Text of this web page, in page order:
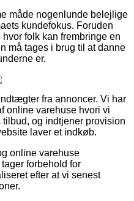
måde nogenlunde belejlige
kundefokus. Foruden
folk kan frembringe en
må tages i brug til at danne
er.
fra annoncer. Vi har
online varehuse hvori vi
og indtjener provision
laver et indkøb.
online varehuse
forbehold for
efter at vi senest